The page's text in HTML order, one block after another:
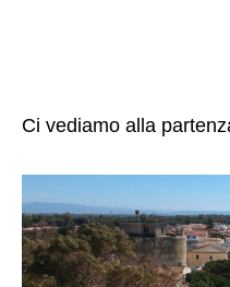
Ci vediamo alla